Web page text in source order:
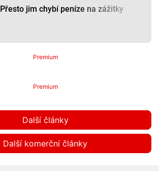
Přesto jim chybí peníze na zážitky
Premium
Premium
Další články
Další komerční články